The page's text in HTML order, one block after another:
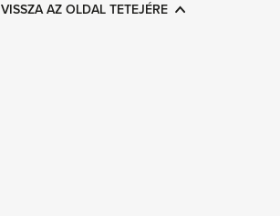
VISSZA AZ OLDAL TETEJÉRE